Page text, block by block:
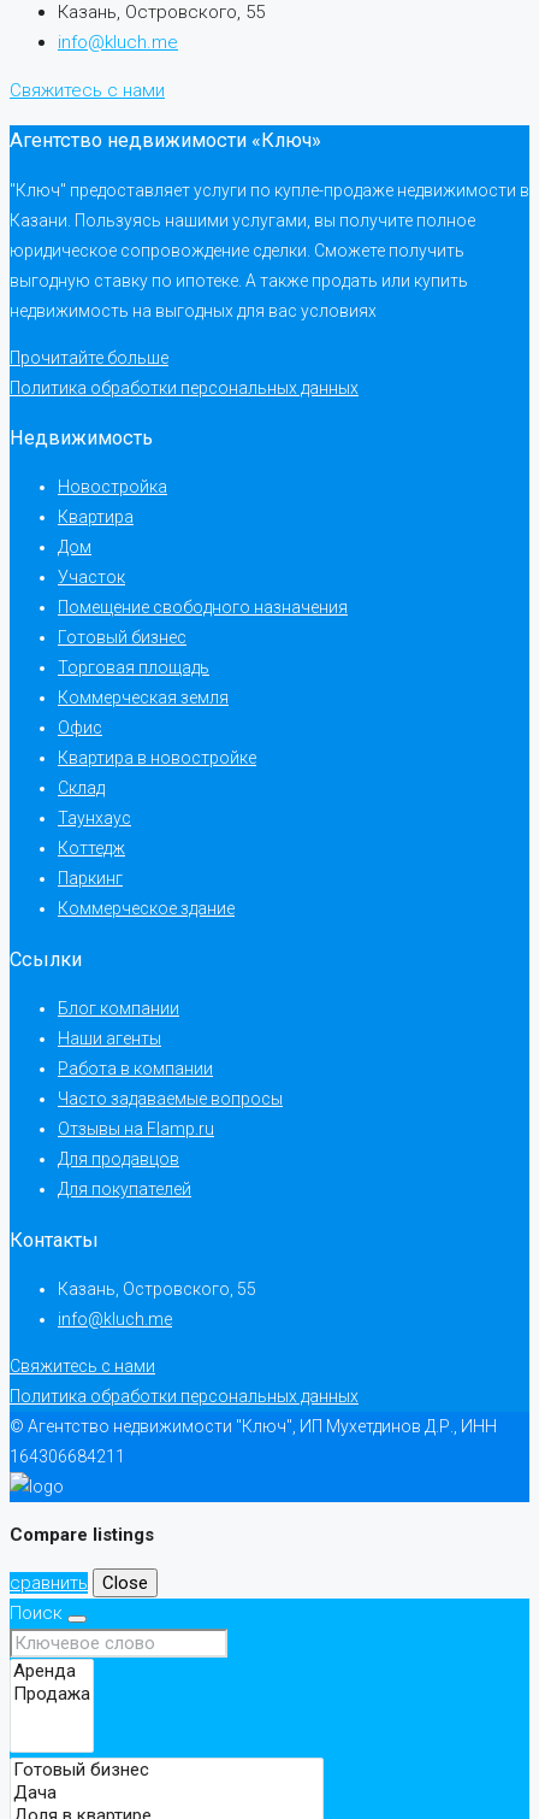
Казань, Островского, 55
info@kluch.me
Свяжитесь с нами
Агентство недвижимости «Ключ»
"Ключ" предоставляет услуги по купле-продаже недвижимости в
Казани. Пользуясь нашими услугами, вы получите полное
юридическое сопровождение сделки. Сможете получить
выгодную ставку по ипотеке. А также продать или купить
недвижимость на выгодных для вас условиях
Прочитайте больше
Политика обработки персональных данных
Недвижимость
Новостройка
Квартира
Дом
Участок
Помещение свободного назначения
Готовый бизнес
Торговая площадь
Коммерческая земля
Офис
Квартира в новостройке
Склад
Таунхаус
Коттедж
Паркинг
Коммерческое здание
Ссылки
Блог компании
Наши агенты
Работа в компании
Часто задаваемые вопросы
Отзывы на Flamp.ru
Для продавцов
Для покупателей
Контакты
Казань, Островского, 55
info@kluch.me
Свяжитесь с нами
Политика обработки персональных данных
© Агентство недвижимости "Ключ", ИП Мухетдинов Д.Р., ИНН
164306684211
Compare listings
сравнить
Close
Поиск